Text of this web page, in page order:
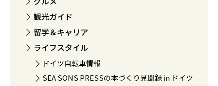
観光ガイド
留学＆キャリア
ライフスタイル
ドイツ自転車情報
SEA SONS PRESSの本づくり見聞録 in ドイツ